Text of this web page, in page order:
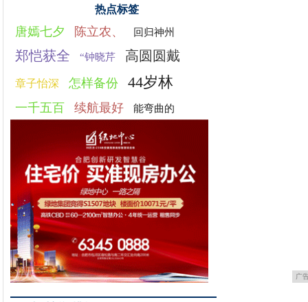
热点标签
唐嫣七夕 陈立农、 回归神州
郑恺获全 “钟晓芹 高圆圆戴
章子怡深 怎样备份 44岁林
一千五百 续航最好 能弯曲的
广